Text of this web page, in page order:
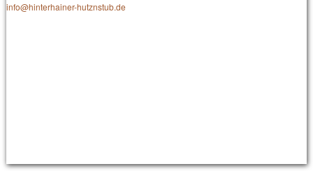
info@hinterhainer-hutznstub.de